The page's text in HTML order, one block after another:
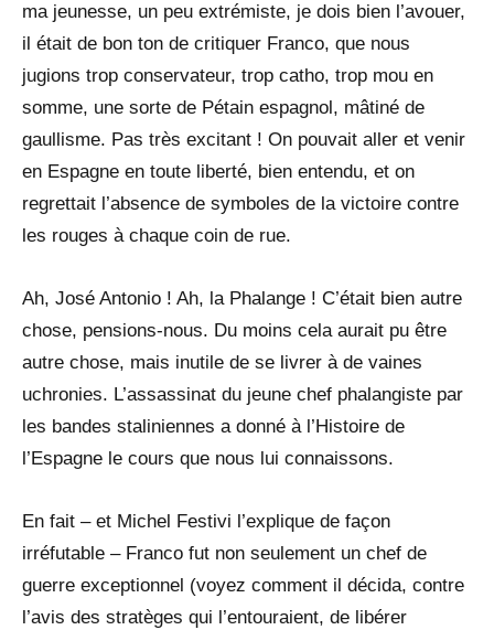
ma jeunesse, un peu extrémiste, je dois bien l’avouer,
il était de bon ton de critiquer Franco, que nous
jugions trop conservateur, trop catho, trop mou en
somme, une sorte de Pétain espagnol, mâtiné de
gaullisme. Pas très excitant ! On pouvait aller et venir
en Espagne en toute liberté, bien entendu, et on
regrettait l’absence de symboles de la victoire contre
les rouges à chaque coin de rue.
Ah, José Antonio ! Ah, la Phalange ! C’était bien autre
chose, pensions-nous. Du moins cela aurait pu être
autre chose, mais inutile de se livrer à de vaines
uchronies. L’assassinat du jeune chef phalangiste par
les bandes staliniennes a donné à l’Histoire de
l’Espagne le cours que nous lui connaissons.
En fait – et Michel Festivi l’explique de façon
irréfutable – Franco fut non seulement un chef de
guerre exceptionnel (voyez comment il décida, contre
l’avis des stratèges qui l’entouraient, de libérer